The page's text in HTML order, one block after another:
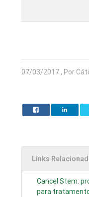
07/03/2017 , Por
Links
Cancel Stem:
para